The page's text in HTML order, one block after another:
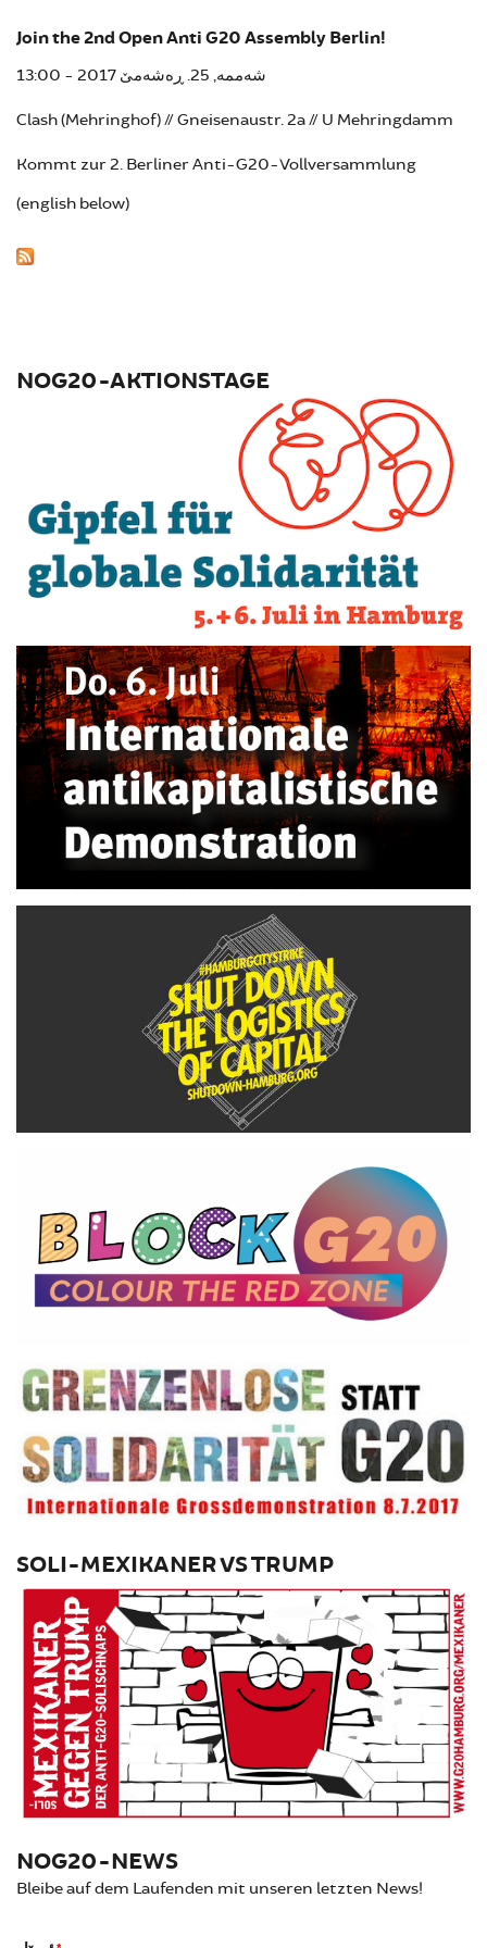
Join the 2nd Open Anti G20 Assembly Berlin!
شەممە, 25. ڕەشەمێ 2017 - 13:00
Clash (Mehringhof) // Gneisenaustr. 2a // U Mehringdamm
Kommt zur 2. Berliner Anti-G20-Vollversammlung
(english below)
NOG20-AKTIONSTAGE
SOLI-MEXIKANER VS TRUMP
NOG20-NEWS
Bleibe auf dem Laufenden mit unseren letzten News!